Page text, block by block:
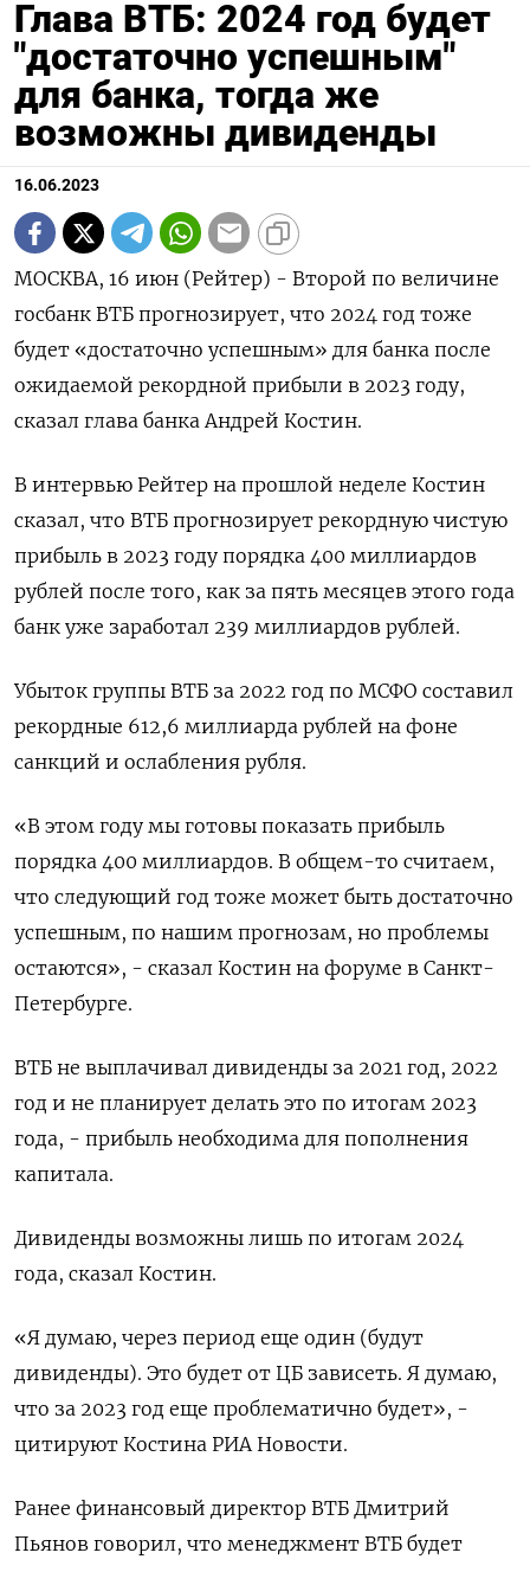
Глава ВТБ: 2024 год будет
"достаточно успешным"
для банка, тогда же
возможны дивиденды
16.06.2023
МОСКВА, 16 июн (Рейтер) - Второй по величине
госбанк ВТБ прогнозирует, что 2024 год тоже
будет «достаточно успешным» для банка после
ожидаемой рекордной прибыли в 2023 году,
сказал глава банка Андрей Костин.
В интервью Рейтер на прошлой неделе Костин
сказал, что ВТБ прогнозирует рекордную чистую
прибыль в 2023 году порядка 400 миллиардов
рублей после того, как за пять месяцев этого года
банк уже заработал 239 миллиардов рублей.
Убыток группы ВТБ за 2022 год по МСФО составил
рекордные 612,6 миллиарда рублей на фоне
санкций и ослабления рубля.
«В этом году мы готовы показать прибыль
порядка 400 миллиардов. В общем-то считаем,
что следующий год тоже может быть достаточно
успешным, по нашим прогнозам, но проблемы
остаются», - сказал Костин на форуме в Санкт-
Петербурге.
ВТБ не выплачивал дивиденды за 2021 год, 2022
год и не планирует делать это по итогам 2023
года, - прибыль необходима для пополнения
капитала.
Дивиденды возможны лишь по итогам 2024
года, сказал Костин.
«Я думаю, через период еще один (будут
дивиденды). Это будет от ЦБ зависеть. Я думаю,
что за 2023 год еще проблематично будет», -
цитируют Костина РИА Новости.
Ранее финансовый директор ВТБ Дмитрий
Пьянов говорил, что менеджмент ВТБ будет